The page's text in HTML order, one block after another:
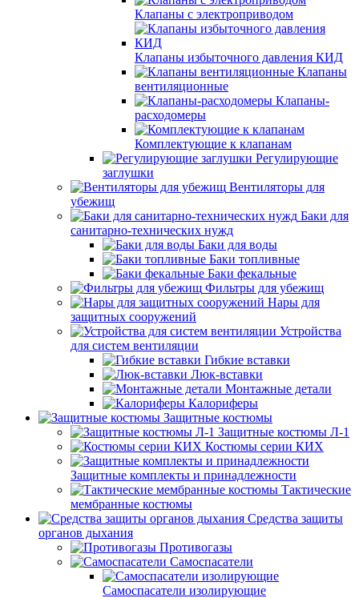
Клапаны с электроприводом
Клапаны избыточного давления КИД
Клапаны
вентиляционные
Клапаны-
расходомеры
Комплектующие к клапанам
Регулирующие
заглушки
Вентиляторы для
убежищ
Баки для
санитарно-технических нужд
Баки для воды
Баки топливные
Баки фекальные
Фильтры для убежищ
Нары для
защитных сооружений
Устройства
для систем вентиляции
Гибкие вставки
Люк-вставки
Монтажные детали
Калориферы
Защитные костюмы
Защитные костюмы Л-1
Костюмы серии КИХ
Защитные комплекты и принадлежности
Тактические
мембранные костюмы
Средства защиты
органов дыхания
Противогазы
Самоспасатели
Самоспасатели изолирующие